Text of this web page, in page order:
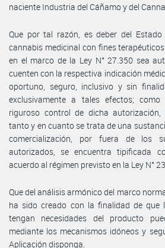
naciente Industria del Cáñamo y del
Que por tal razón, es deber del
cannabis medicinal con fines
en el marco de la Ley N° 27.350 sea
cuenten con la respectiva indicación
oportuno, seguro, inclusivo y sin
exclusivamente a tales efectos;
riguroso control de dicha
tanto y en cuanto se trata de una
comercialización, por fuera de los
autorizados, se encuentra tipificada
acuerdo al régimen previsto en la Ley N°
Que del análisis armónico del marco
ha sido creado con la finalidad de que
tengan necesidades del producto
mediante los mecanismos idóneos y
Aplicación disponga.